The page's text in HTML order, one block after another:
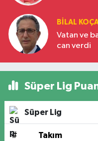
BILAL
Vatan ve
can verdi
Süper Lig
Süper Lig
# Takım